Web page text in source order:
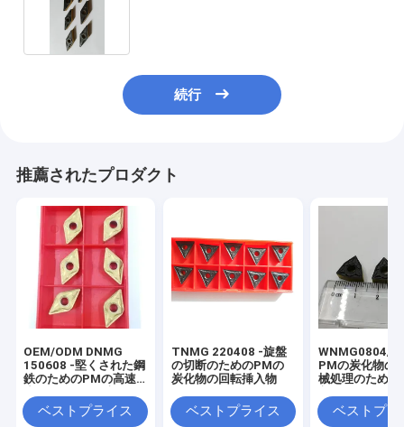
続行
推薦されたプロダクト
OEM/ODM DNMG
150608 -堅くされた鋼
鉄のためのPMの高速
ベストプライス
TNMG 220408 -旋盤
の切断のためのPMの
炭化物の回転挿入物
ベストプライス
WNMG0804/
PMの炭化物の
械処理のための
ベストプラ